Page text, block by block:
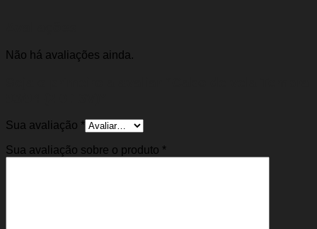
Não há avaliações ainda.
Sua avaliação *
Sua avaliação sobre o produto *